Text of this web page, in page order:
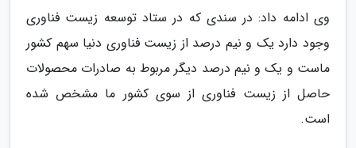
وی ادامه داد: در سندی که در ستاد توسعه زیست فناوری
وجود دارد یک و نیم درصد از زیست فناوری دنیا سهم کشور
ماست و یک و نیم درصد دیگر مربوط به صادرات محصولات
حاصل از زیست فناوری از سوی کشور ما مشخص شده
است.